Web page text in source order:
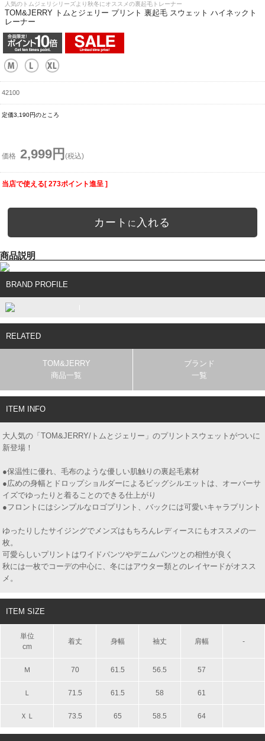
人気のトムジェリシリーズより秋冬にオススメの裏起毛トレーナー
TOM&JERRY トムとジェリー プリント 裏起毛 スウェット ハイネックト
レーナー
42100
定価3,190円のところ
価格 2,999円 (税込)
当店で使える[ 273ポイント進呈 ]
カート に 入れる
商品説明
BRAND PROFILE
RELATED
TOM&JERRY
商品一覧
ブランド
一覧
ITEM INFO
大人気の「TOM&JERRY/トムとジェリー」のプリントスウェットがついに
新登場！
●保温性に優れ、毛布のような優しい肌触りの裏起毛素材
●広めの身幅とドロップショルダーによるビッグシルエットは、オーバーサ
イズでゆったりと着ることのできる仕上がり
●フロントにはシンプルなロゴプリント、バックには可愛いキャラプリント
ゆったりしたサイジングでメンズはもちろんレディースにもオススメの一
枚。
可愛らしいプリントはワイドパンツやデニムパンツとの相性が良く
秋には一枚でコーデの中心に、冬にはアウター類とのレイヤードがオスス
メ。
ITEM SIZE
単位
cm
着丈 身幅 袖丈 肩幅 -
Ｍ 70 61.5 56.5 57
Ｌ 71.5 61.5 58 61
ＸＬ 73.5 65 58.5 64